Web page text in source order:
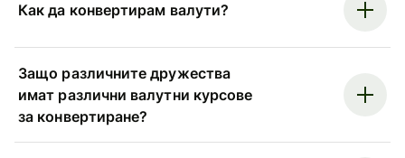
Как да конвертирам валути?
Защо различните дружества
имат различни валутни курсове
за конвертиране?